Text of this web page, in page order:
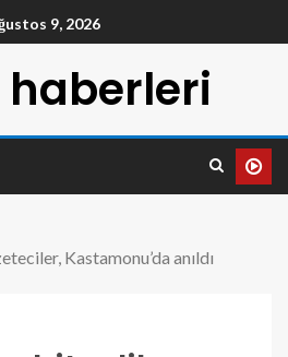
9, 2026
Kastamonu’da anıldı